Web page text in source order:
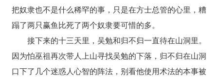
把奴隶也不是什么稀罕的事，只是在方士总管的心里，糟
蹋了两只赢鱼比死了两个奴隶要可惜的多。
接下来的十三天里，吴勉和归不归一直待在山洞里。
因为怕巫祖再次带人上山寻找吴勉的下落，归不归在山洞
口下了几个迷惑人心智的阵法，别看他使用术法的本事被